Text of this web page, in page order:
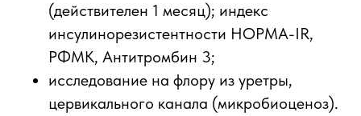
(действителен 1 месяц); индекс
инсулинорезистентности НОРМА-IR,
РФМК, Антитромбин 3;
исследование на флору из уретры,
цервикального канала (микробиоценоз).